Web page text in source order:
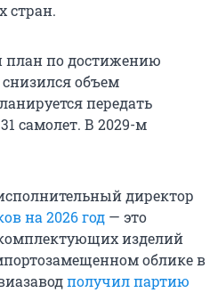
стран.
по достижению
снизился объем
передать
самолет. В 2029-м
директор
на 2026 год — это
комплектующих изделий
облике в
получил партию